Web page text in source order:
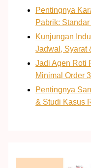
Pentingnya
Pabrik:
Kunjungan
Jadwal, Syarat
Jadi Agen Roti
Minimal Order
Pentingnya
& Studi Kasus